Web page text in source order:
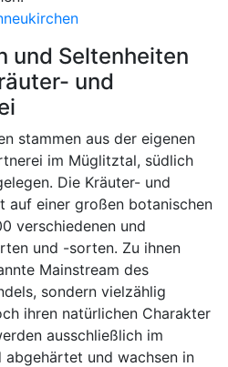
und Seltenheiten
und
stammen aus der eigenen
im Müglitztal, südlich
Die Kräuter- und
auf einer großen botanischen
verschiedenen und
und -sorten. Zu ihnen
Mainstream des
sondern vielzählig
ihren natürlichen Charakter
ausschließlich im
und wachsen in